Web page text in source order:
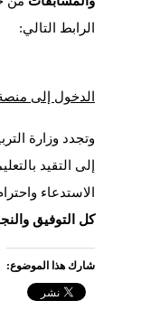
الرابط التالي:
الدخول إلى
وتجدد وزارة
إلى التقيد
الاستدعاء
كل التوفيق
شارك هذا الموضوع: